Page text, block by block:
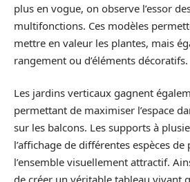
plus en vogue, on observe l’essor
multifonctions. Ces modèles
mettre en valeur les plantes, mais
rangement ou d’éléments décoratifs.
Les jardins verticaux gagnent
permettant de maximiser l’espace
sur les balcons. Les supports à
l’affichage de différentes espèces
l’ensemble visuellement attractif.
de créer un véritable tableau vivant